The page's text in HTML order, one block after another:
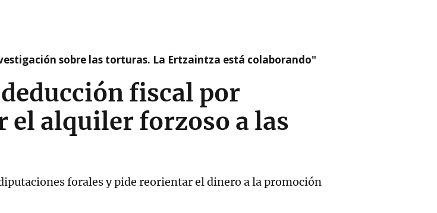
sobre las torturas. La Ertzaintza está colaborando"
fiscal por
el alquiler forzoso a las
forales y pide reorientar el dinero a la promoción